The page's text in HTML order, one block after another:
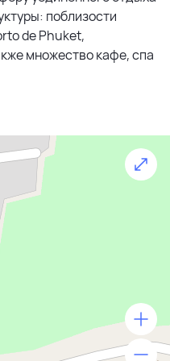
поблизости
de Phuket,
множество кафе, спа
500 м